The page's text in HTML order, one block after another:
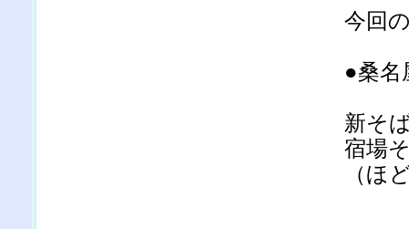
今回
●桑名
新そ
宿場
（ほ